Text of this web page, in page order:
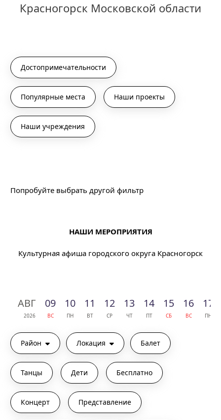
Красногорск Московской области
Достопримечательности
Популярные места Наши проекты
Наши учреждения
Попробуйте выбрать другой фильтр
НАШИ МЕРОПРИЯТИЯ
Культурная афиша городского округа Красногорск
АВГ
2026
09
ВС
10
ПН
11
ВТ
12
СР
13
ЧТ
14
ПТ
15
СБ
16
ВС
17
ПН
Район Локация Балет
Танцы Дети Бесплатно
Концерт Представление